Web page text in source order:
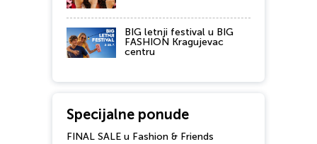
BIG letnji festival u BIG
FASHION Kragujevac
centru
Specijalne ponude
FINAL SALE u Fashion & Friends